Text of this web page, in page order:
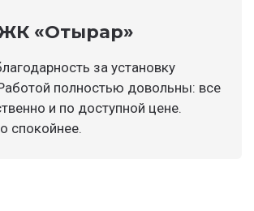
«Отырар»
за установку
полностью довольны: все
и по доступной цене.
спокойнее.